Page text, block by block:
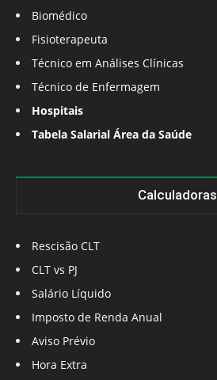
Biomédico
Fisioterapeuta
Técnico em Análises Clínicas
Técnico de Enfermagem
Hospitais
Tabela Salarial Área da Saúde
Calculadoras
Rescisão CLT
CLT vs PJ
Salário Líquido
Imposto de Renda Anual
Aviso Prévio
Hora Extra